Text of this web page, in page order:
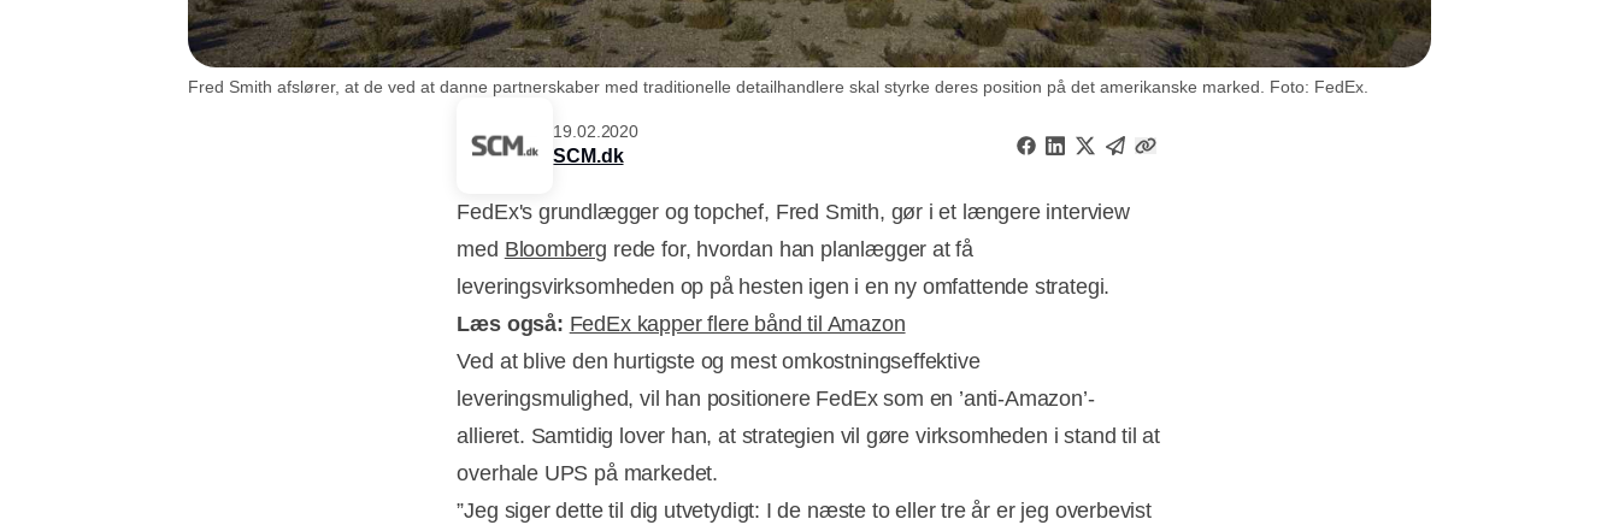
Fred Smith afslører, at de ved at danne partnerskaber med traditionelle detailhandlere skal styrke deres position på det amerikanske marked. Foto: FedEx.
19.02.2020
SCM.dk
FedEx's grundlægger og topchef, Fred Smith, gør i et længere interview
med Bloomberg rede for, hvordan han planlægger at få
leveringsvirksomheden op på hesten igen i en ny omfattende strategi.
Læs også: FedEx kapper flere bånd til Amazon
Ved at blive den hurtigste og mest omkostningseffektive
leveringsmulighed, vil han positionere FedEx som en ’anti-Amazon’-
allieret. Samtidig lover han, at strategien vil gøre virksomheden i stand til at
overhale UPS på markedet.
”Jeg siger dette til dig utvetydigt: I de næste to eller tre år er jeg overbevist